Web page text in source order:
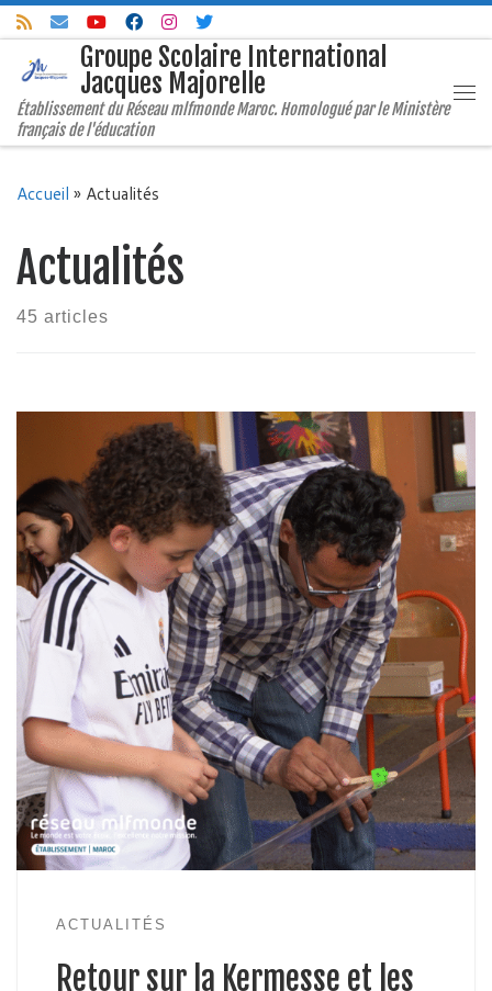
Skip to content
Groupe Scolaire International
Jacques Majorelle
Établissement du Réseau mlfmonde Maroc. Homologué par le Ministère
français de l'éducation
Accueil » Actualités
Actualités
45 articles
ACTUALITÉS
Retour sur la Kermesse et les